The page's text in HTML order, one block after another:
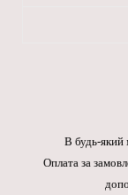
В будь-який
Оплата за